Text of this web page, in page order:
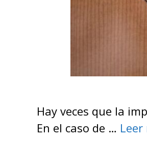
Hay veces que la
En el caso de … Leer